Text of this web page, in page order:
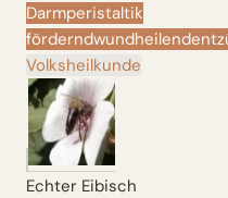
Darmperistaltik
förderndwundheilend
Volksheilkunde
Echter Eibisch